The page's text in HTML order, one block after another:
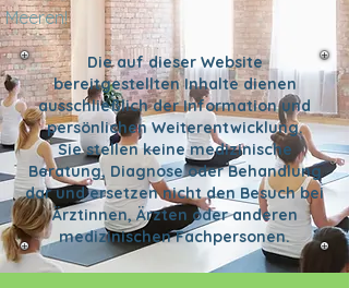
Meeren!
Die auf dieser Website
bereitgestellten Inhalte dienen
ausschließlich der Information und
persönlichen Weiterentwicklung.
Sie stellen keine medizinische
Beratung, Diagnose oder Behandlung
dar und ersetzen nicht den Besuch bei
Ärztinnen, Ärzten oder anderen
medizinischen Fachpersonen.